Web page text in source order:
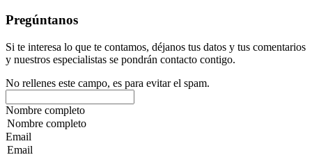
Pregúntanos
Si te interesa lo que te contamos, déjanos tus datos y tus comentarios
y nuestros especialistas se pondrán contacto contigo.
No rellenes este campo, es para evitar el spam.
Nombre completo
Email